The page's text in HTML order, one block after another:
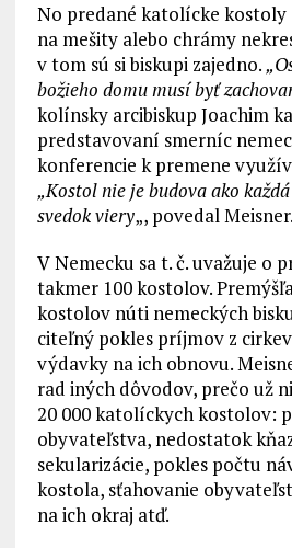
No predané katolícke kostoly
na mešity alebo chrámy
v tom sú si biskupi zajedno.
božieho domu musí byť
kolínsky arcibiskup Joachim
predstavovaní smerníc
konferencie k premene
„Kostol nie je budova ako
svedok viery„, povedal Meisner.
V Nemecku sa t. č. uvažuje o
takmer 100 kostolov.
kostolov núti nemeckých
citeľný pokles príjmov z
výdavky na ich obnovu.
rad iných dôvodov, prečo už
20 000 katolíckych kostolov:
obyvateľstva, nedostatok
sekularizácie, pokles počtu
kostola, sťahovanie
na ich okraj atď.